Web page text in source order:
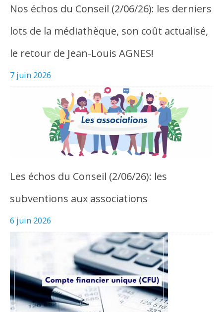
Nos échos du Conseil (2/06/26): les derniers
lots de la médiathèque, son coût actualisé,
le retour de Jean-Louis AGNES!
7 juin 2026
Les échos du Conseil (2/06/26): les
subventions aux associations
6 juin 2026